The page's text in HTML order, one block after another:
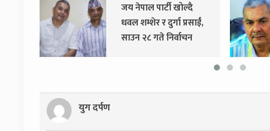
जय नेपाल पार्टी खोल्दै
धवल शम्शेर र दुर्गा प्रसाईं,
साउन २८ गते निर्वाचन
आयोग जाने
दुर्गा
युग दर्पण